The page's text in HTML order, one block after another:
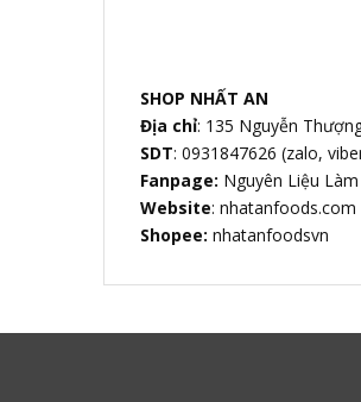
SHOP NHẤT AN
Địa chỉ: 135 Nguyễn
SDT: 0931847626 (zalo,
Fanpage: Nguyên Liệu
Website: nhatanfoods.com
Shopee: nhatanfoodsvn